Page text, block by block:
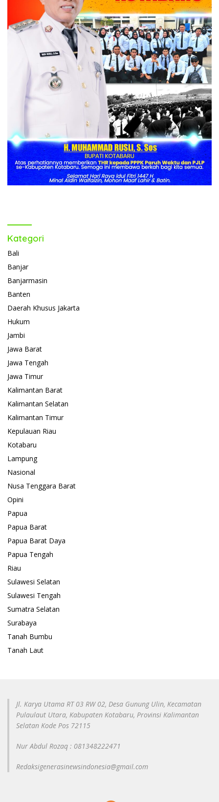
Kategori
Bali
Banjar
Banjarmasin
Banten
Daerah Khusus Jakarta
Hukum
Jambi
Jawa Barat
Jawa Tengah
Jawa Timur
Kalimantan Barat
Kalimantan Selatan
Kalimantan Timur
Kepulauan Riau
Kotabaru
Lampung
Nasional
Nusa Tenggara Barat
Opini
Papua
Papua Barat
Papua Barat Daya
Papua Tengah
Riau
Sulawesi Selatan
Sulawesi Tengah
Sumatra Selatan
Surabaya
Tanah Bumbu
Tanah Laut
Jl. Karya Utama RT 03 RW 02, Desa Gunung Ulin, Kecamatan
Pulaulaut Utara, Kabupaten Kotabaru, Provinsi Kalimantan
Selatan Kode Pos 72115
Nur Abdul Rozaq : 081348222471
Redaksigenerasinewsindonesia@gmail.com